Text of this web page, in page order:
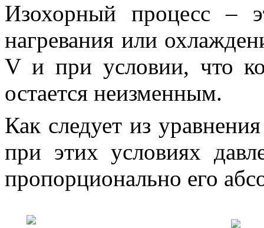
Изохорный процесс –
нагревания или
Vи при условии, что
остается неизменным.
Как следует из
при этих условиях
пропорционально его